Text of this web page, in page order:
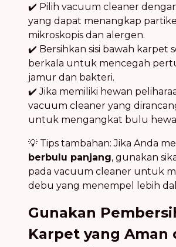
✔️ Pilih vacuum cleaner
yang dapat menangkap
mikroskopis dan alergen.
✔️ Bersihkan sisi bawah karpet
berkala untuk mencegah
jamur dan bakteri.
✔️ Jika memiliki hewan
vacuum cleaner yang
untuk mengangkat bulu
💡 Tips tambahan: Jika Anda
berbulu panjang, gunakan
pada vacuum cleaner untuk
debu yang menempel lebih
Gunakan
Karpet yang Aman